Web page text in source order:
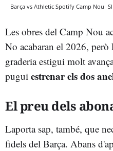
Barça vs Athletic Spotify Camp Nou
Les obres del Camp Nou
No acabaran el 2026, però
graderia estigui molt
pugui estrenar els dos
El preu dels
Laporta sap, també, que
fidels del Barça. Abans